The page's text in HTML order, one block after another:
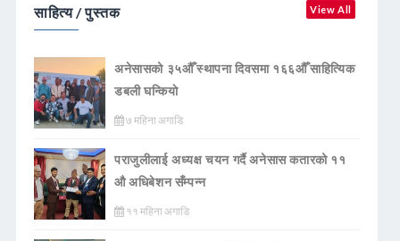
साहित्य / पुस्तक View All
अनेसासको ३५औँ स्थापना दिवसमा १६६औँ साहित्यिक
डबली घन्कियाे
७ महिना अगाडि
पराजुलीलाई अध्यक्ष चयन गर्दै अनेसास कतारको ११
औ अधिबेशन सँम्पन्न
११ महिना अगाडि